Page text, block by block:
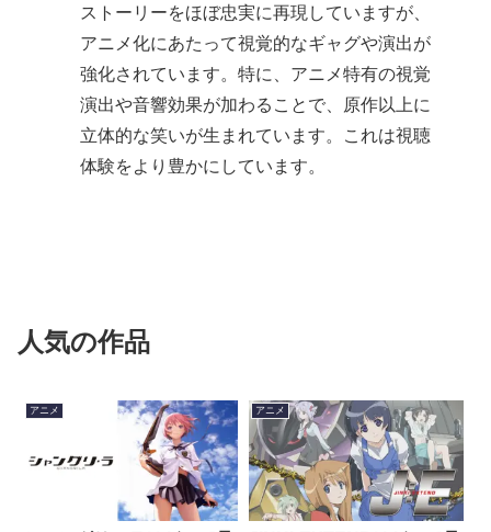
ストーリーをほぼ忠実に再現していますが、
アニメ化にあたって視覚的なギャグや演出が
強化されています。特に、アニメ特有の視覚
演出や音響効果が加わることで、原作以上に
立体的な笑いが生まれています。これは視聴
体験をより豊かにしています。
人気の作品
アニメ アニメ